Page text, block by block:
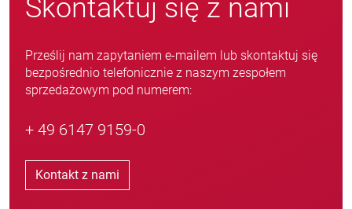
Skontaktuj się z nami
Prześlij nam zapytaniem e-mailem lub skontaktuj się
bezpośrednio telefonicznie z naszym zespołem
sprzedażowym pod numerem:
+ 49 6147 9159-0
Kontakt z nami